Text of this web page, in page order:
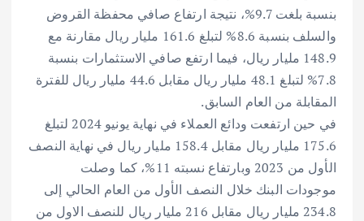
بنسبة بلغت 9.7%، نتيجة ارتفاع صافي محفظة القروض
والسلف بنسبة 8.6% لتبلغ 161.6 مليار ريال مقارنة مع
148.9 مليار ريال، فيما ارتفع صافي الاستثمارات بنسبة
7.8% لتبلغ 48.1 مليار ريال مقابل 44.6 مليار ريال للفترة
المقابلة من العام السابق.
في حين ارتفعت ودائع العملاء في نهاية يونيو 2024 لتبلغ
175.6 مليار ريال مقابل 158.4 مليار ريال في نهاية النصف
الأول من 2023 وبارتفاع نسبته 11%، كما وصلت
موجودات البنك خلال النصف الأول من العام الحالي إلى
234.8 مليار ريال مقابل 216 مليار ريال للنصف الاول من